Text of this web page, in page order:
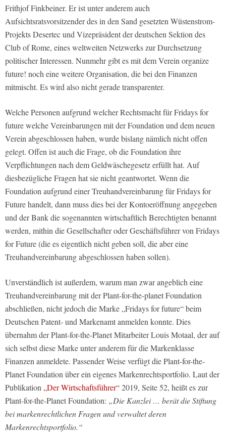
Frithjof Finkbeiner. Er ist unter anderem auch
Aufsichtsratsvorsitzender des in den Sand gesetzten Wüstenstrom-
Projekts Desertec und Vizepräsident der deutschen Sektion des
Club of Rome, eines weltweiten Netzwerks zur Durchsetzung
politischer Interessen. Nunmehr gibt es mit dem Verein organize
future! noch eine weitere Organisation, die bei den Finanzen
mitmischt. Es wird also nicht gerade transparenter.
Welche Personen aufgrund welcher Rechtsmacht für Fridays for
future welche Vereinbarungen mit der Foundation und dem neuen
Verein abgeschlossen haben, wurde bislang nämlich nicht offen
gelegt. Offen ist auch die Frage, ob die Foundation ihre
Verpflichtungen nach dem Geldwäschegesetz erfüllt hat. Auf
diesbezügliche Fragen hat sie nicht geantwortet. Wenn die
Foundation aufgrund einer Treuhandvereinbarung für Fridays for
Future handelt, dann muss dies bei der Kontoeröffnung angegeben
und der Bank die sogenannten wirtschaftlich Berechtigten benannt
werden, mithin die Gesellschafter oder Geschäftsführer von Fridays
for Future (die es eigentlich nicht geben soll, die aber eine
Treuhandvereinbarung abgeschlossen haben sollen).
Unverständlich ist außerdem, warum man zwar angeblich eine
Treuhandvereinbarung mit der Plant-for-the-planet Foundation
abschließen, nicht jedoch die Marke „Fridays for future“ beim
Deutschen Patent- und Markenamt anmelden konnte. Dies
übernahm der Plant-for-the-Planet Mitarbeiter Louis Motaal, der auf
sich selbst diese Marke unter anderem für die Markenklasse
Finanzen anmeldete. Passender Weise verfügt die Plant-for-the-
Planet Foundation über ein eigenes Markenrechtsportfolio. Laut der
Publikation„Der Wirtschaftsführer“2019, Seite 52, heißt es zur
Plant-for-the-Planet Foundation: „Die Kanzlei … berät die Stiftung
bei markenrechtlichen Fragen und verwaltet deren
Markenrechtsportfolio.“